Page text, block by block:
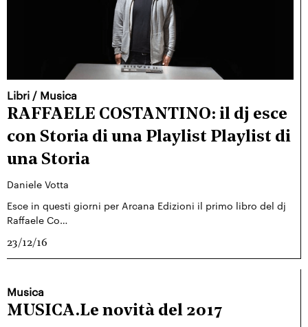
Libri/ Musica
RAFFAELE COSTANTINO: il dj esce
con Storia di una Playlist Playlist di
una Storia
Daniele Votta
Esce in questi giorni per Arcana Edizioni il primo libro del dj
Raffaele Co…
23/12/16
Musica
MUSICA.Le novità del 2017